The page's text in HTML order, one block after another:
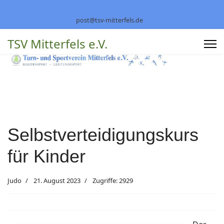
post@tsv-mitterfels.de
TSV Mitterfels e.V.
Selbstverteidigungskurs
für Kinder
Judo 21. August 2023 Zugriffe: 2929